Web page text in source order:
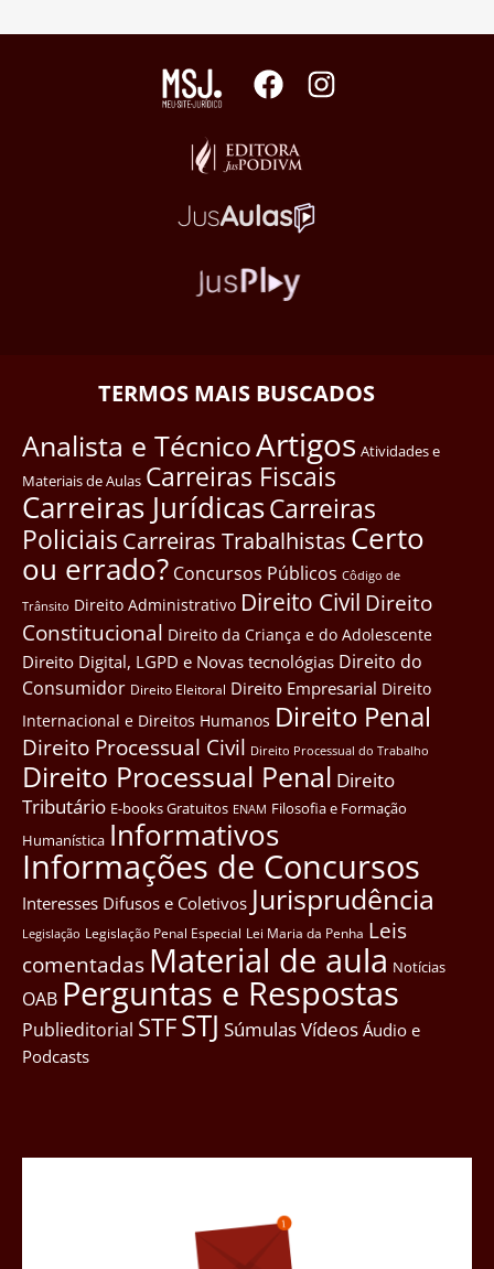
TERMOS MAIS BUSCADOS
Analista e TécnicoArtigos Atividades e
Materiais de Aulas Carreiras Fiscais
Carreiras JurídicasCarreiras
Policiais Carreiras Trabalhistas Certo
ou errado? Concursos Públicos Côdigo de
Trânsito Direito Administrativo Direito Civil Direito
Constitucional Direito da Criança e do Adolescente
Direito Digital, LGPD e Novas tecnológias Direito do
Consumidor Direito Eleitoral Direito Empresarial Direito
Internacional e Direitos Humanos Direito Penal
Direito Processual Civil Direito Processual do Trabalho
Direito Processual Penal Direito
Tributário E-books Gratuitos ENAM Filosofia e Formação
Humanística Informativos
Informações de Concursos
Interesses Difusos e Coletivos Jurisprudência
Legislação Legislação Penal Especial Lei Maria da Penha Leis
comentadas Material de aula Notícias
OAB Perguntas e Respostas
Publieditorial STFSTJ SúmulasVídeos Áudio e
Podcasts